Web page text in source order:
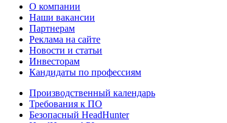
О компании
Наши вакансии
Партнерам
Реклама на сайте
Новости и статьи
Инвесторам
Кандидаты по профессиям
Производственный календарь
Требования к ПО
Безопасный HeadHunter